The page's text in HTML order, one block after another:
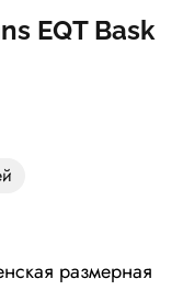
EQT Bask
размерная